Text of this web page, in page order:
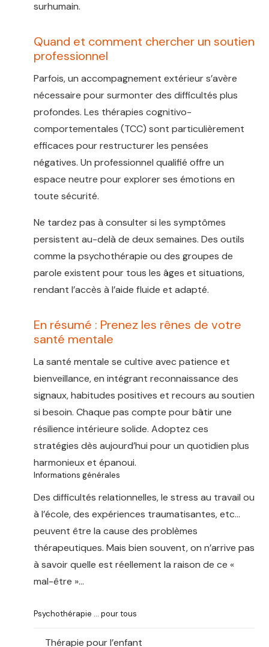
surhumain.
Quand et comment chercher un soutien
professionnel
Parfois, un accompagnement extérieur s’avère
nécessaire pour surmonter des difficultés plus
profondes. Les thérapies cognitivo-
comportementales (TCC) sont particulièrement
efficaces pour restructurer les pensées
négatives. Un professionnel qualifié offre un
espace neutre pour explorer ses émotions en
toute sécurité.
Ne tardez pas à consulter si les symptômes
persistent au-delà de deux semaines. Des outils
comme la psychothérapie ou des groupes de
parole existent pour tous les âges et situations,
rendant l’accès à l’aide fluide et adapté.
En résumé : Prenez les rênes de votre
santé mentale
La santé mentale se cultive avec patience et
bienveillance, en intégrant reconnaissance des
signaux, habitudes positives et recours au soutien
si besoin. Chaque pas compte pour bâtir une
résilience intérieure solide. Adoptez ces
stratégies dès aujourd’hui pour un quotidien plus
harmonieux et épanoui.
Informations générales
Des difficultés relationnelles, le stress au travail ou
à l’école, des expériences traumatisantes, etc…
peuvent être la cause des problèmes
thérapeutiques. Mais bien souvent, on n’arrive pas
à savoir quelle est réellement la raison de ce «
mal-être »…
Psychothérapie … pour tous
Thérapie pour l’enfant